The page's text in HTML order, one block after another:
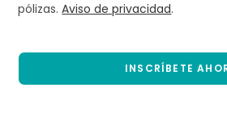
pólizas.Aviso de privacidad.
INSCRÍBETE